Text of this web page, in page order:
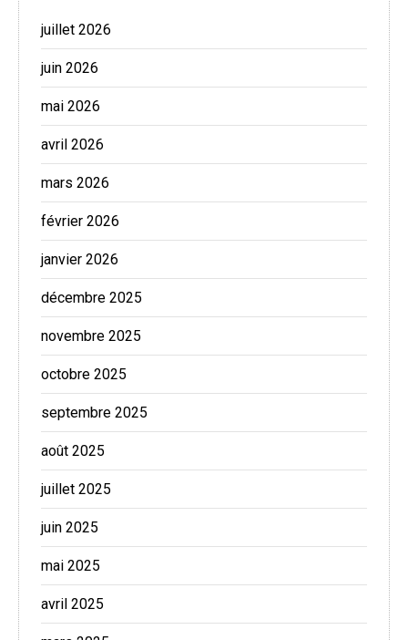
juillet 2026
juin 2026
mai 2026
avril 2026
mars 2026
février 2026
janvier 2026
décembre 2025
novembre 2025
octobre 2025
septembre 2025
août 2025
juillet 2025
juin 2025
mai 2025
avril 2025